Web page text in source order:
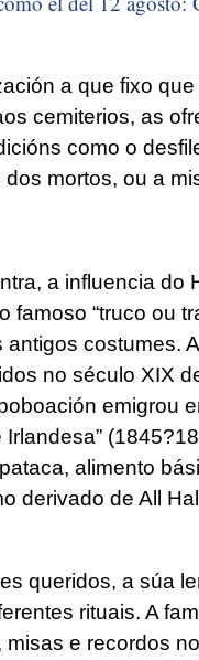
a que fixo
cemiterios, as
como o
mortos, ou a
a influencia
famoso “truco ou
costumes.
no século XIX
emigrou
alimento
derivado de All
queridos, a súa
rituais. A
e recordos